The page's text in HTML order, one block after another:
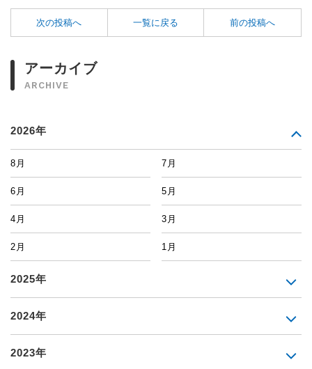
次の投稿へ 一覧に戻る 前の投稿へ
アーカイブ
ARCHIVE
2026年
8月 7月
6月 5月
4月 3月
2月 1月
2025年
2024年
2023年